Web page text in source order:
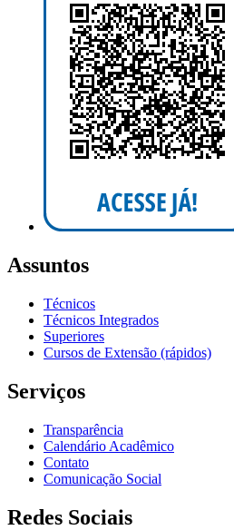
Assuntos
Técnicos
Técnicos Integrados
Superiores
Cursos de Extensão (rápidos)
Serviços
Transparência
Calendário Acadêmico
Contato
Comunicação Social
Redes Sociais